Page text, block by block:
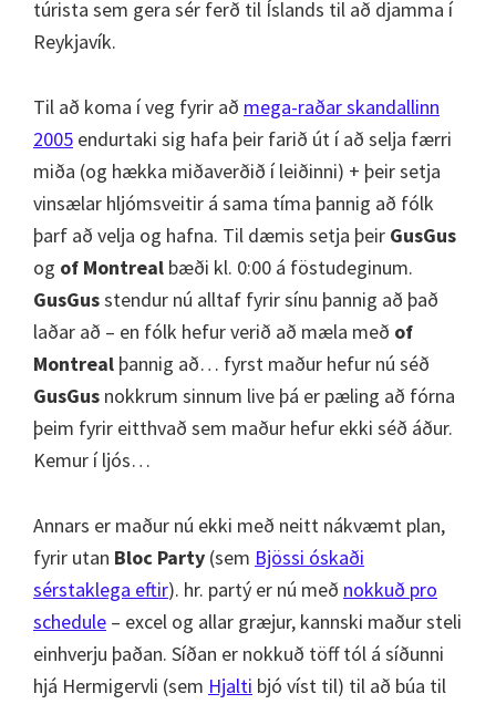
túrista sem gera sér ferð til Íslands til að djamma í
Reykjavík.
Til að koma í veg fyrir að mega-raðar skandallinn
2005 endurtaki sig hafa þeir farið út í að selja færri
miða (og hækka miðaverðið í leiðinni) + þeir setja
vinsælar hljómsveitir á sama tíma þannig að fólk
þarf að velja og hafna. Til dæmis setja þeir GusGus
og of Montreal bæði kl. 0:00 á föstudeginum.
GusGusstendur nú alltaf fyrir sínu þannig að það
laðar að – en fólk hefur verið að mæla með of
Montreal þannig að… fyrst maður hefur nú séð
GusGus nokkrum sinnum live þá er pæling að fórna
þeim fyrir eitthvað sem maður hefur ekki séð áður.
Kemur í ljós…
Annars er maður nú ekki með neitt nákvæmt plan,
fyrir utan Bloc Party (sem Bjössi óskaði
sérstaklega eftir). hr. partý er nú með nokkuð pro
schedule – excel og allar græjur, kannski maður steli
einhverju þaðan. Síðan er nokkuð töff tól á síðunni
hjá Hermigervli (sem Hjalti bjó víst til) til að búa til